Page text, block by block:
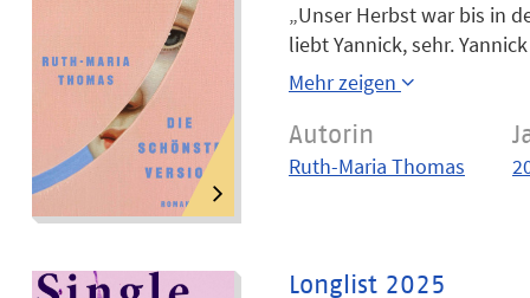
„Unser Herbst war bis in
liebt Yannick, sehr.
machen es anders. Sie
alten Kinderzimmer „mit
sich, wie es so weit
Aufwachsen in der
Körper, Begierden und tiefe
Mehr zeigen
Autorin
Ruth-Maria Thomas
Longlist 2025